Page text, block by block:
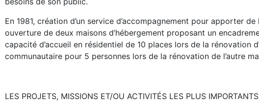
En 1981, création d’un service d’accompagnement pour apporter
ouverture de deux maisons d’hébergement proposant un
capacité d’accueil en résidentiel de 10 places lors de la rénovation
communautaire pour 5 personnes lors de la rénovation de l’autre
LES PROJETS, MISSIONS ET/OU ACTIVITÉS LES PLUS